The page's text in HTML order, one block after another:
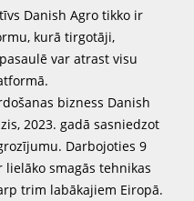
Danish Agro tikko ir
kurā tirgotāji,
var atrast visu
bizness Danish
2023. gadā sasniedzot
Darbojoties 9
smagās tehnikas
trim labākajiem Eiropā.